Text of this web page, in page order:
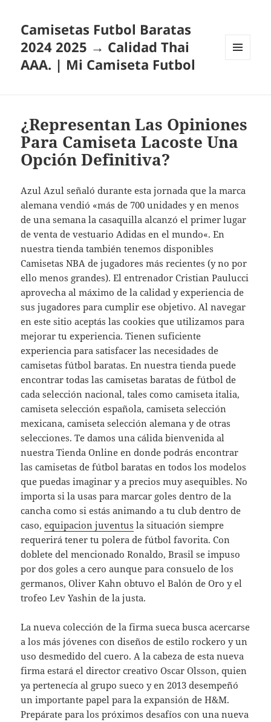
Camisetas Futbol Baratas
2024 2025 → Calidad Thai
AAA. | Mi Camiseta Futbol
¿Representan Las Opiniones
Para Camiseta Lacoste Una
Opción Definitiva?
Azul Azul señaló durante esta jornada que la marca
alemana vendió «más de 700 unidades y en menos
de una semana la casaquilla alcanzó el primer lugar
de venta de vestuario Adidas en el mundo«. En
nuestra tienda también tenemos disponibles
Camisetas NBA de jugadores más recientes (y no por
ello menos grandes). El entrenador Cristian Paulucci
aprovecha al máximo de la calidad y experiencia de
sus jugadores para cumplir ese objetivo. Al navegar
en este sitio aceptás las cookies que utilizamos para
mejorar tu experiencia. Tienen suficiente
experiencia para satisfacer las necesidades de
camisetas fútbol baratas. En nuestra tienda puede
encontrar todas las camisetas baratas de fútbol de
cada selección nacional, tales como camiseta italia,
camiseta selección española, camiseta selección
mexicana, camiseta selección alemana y de otras
selecciones. Te damos una cálida bienvenida al
nuestra Tienda Online en donde podrás encontrar
las camisetas de fútbol baratas en todos los modelos
que puedas imaginar y a precios muy asequibles. No
importa si la usas para marcar goles dentro de la
cancha como si estás animando a tu club dentro de
caso,equipacion juventus la situación siempre
requerirá tener tu polera de fútbol favorita. Con
doblete del mencionado Ronaldo, Brasil se impuso
por dos goles a cero aunque para consuelo de los
germanos, Oliver Kahn obtuvo el Balón de Oro y el
trofeo Lev Yashin de la justa.
La nueva colección de la firma sueca busca acercarse
a los más jóvenes con diseños de estilo rockero y un
uso desmedido del cuero. A la cabeza de esta nueva
firma estará el director creativo Oscar Olsson, quien
ya pertenecía al grupo sueco y en 2013 desempeñó
un importante papel para la expansión de H&M.
Prepárate para los próximos desafíos con una nueva